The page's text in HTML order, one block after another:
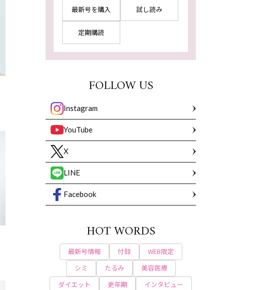
最新号を購入 試し読み
定期購読
FOLLOW US
Instagram
YouTube
X
LINE
Facebook
HOT WORDS
最新号情報 付録
WEB限定
シミ
たるみ
美容医療
ダイエット
更年期
インタビュー